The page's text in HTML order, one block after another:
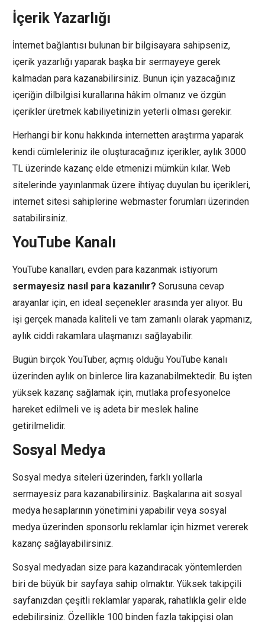
İçerik Yazarlığı
İnternet bağlantısı bulunan bir bilgisayara sahipseniz,
içerik yazarlığı yaparak başka bir sermayeye gerek
kalmadan para kazanabilirsiniz. Bunun için yazacağınız
içeriğin dilbilgisi kurallarına hâkim olmanız ve özgün
içerikler üretmek kabiliyetinizin yeterli olması gerekir.
Herhangi bir konu hakkında internetten araştırma yaparak
kendi cümleleriniz ile oluşturacağınız içerikler, aylık 3000
TL üzerinde kazanç elde etmenizi mümkün kılar. Web
sitelerinde yayınlanmak üzere ihtiyaç duyulan bu içerikleri,
internet sitesi sahiplerine webmaster forumları üzerinden
satabilirsiniz.
YouTube Kanalı
YouTube kanalları, evden para kazanmak istiyorum
sermayesiz nasıl para kazanılır? Sorusuna cevap
arayanlar için, en ideal seçenekler arasında yer alıyor. Bu
işi gerçek manada kaliteli ve tam zamanlı olarak yapmanız,
aylık ciddi rakamlara ulaşmanızı sağlayabilir.
Bugün birçok YouTuber, açmış olduğu YouTube kanalı
üzerinden aylık on binlerce lira kazanabilmektedir. Bu işten
yüksek kazanç sağlamak için, mutlaka profesyonelce
hareket edilmeli ve iş adeta bir meslek haline
getirilmelidir.
Sosyal Medya
Sosyal medya siteleri üzerinden, farklı yollarla
sermayesiz para kazanabilirsiniz. Başkalarına ait sosyal
medya hesaplarının yönetimini yapabilir veya sosyal
medya üzerinden sponsorlu reklamlar için hizmet vererek
kazanç sağlayabilirsiniz.
Sosyal medyadan size para kazandıracak yöntemlerden
biri de büyük bir sayfaya sahip olmaktır. Yüksek takipçili
sayfanızdan çeşitli reklamlar yaparak, rahatlıkla gelir elde
edebilirsiniz. Özellikle 100 binden fazla takipçisi olan